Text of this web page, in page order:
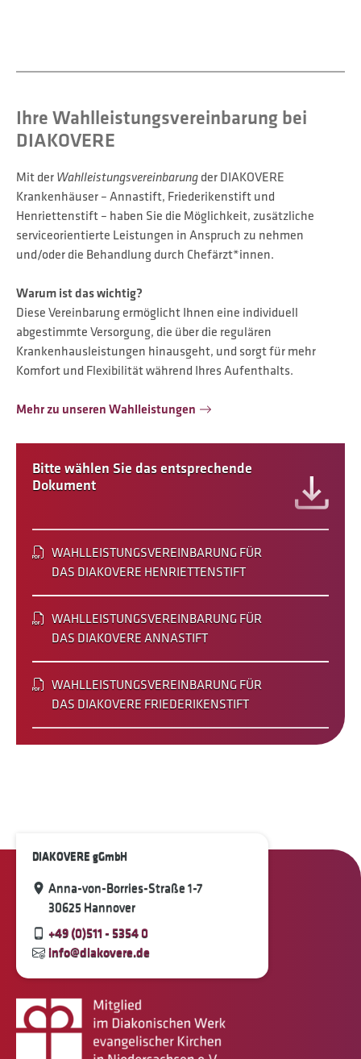
Ihre Wahlleistungsvereinbarung bei
DIAKOVERE
Mit derWahlleistungsvereinbarungder DIAKOVERE
Krankenhäuser – Annastift, Friederikenstift und
Henriettenstift – haben Sie die Möglichkeit, zusätzliche
serviceorientierte Leistungen in Anspruch zu nehmen
und/oder die Behandlung durch Chefärzt*innen.
Warum ist das wichtig?
Diese Vereinbarung ermöglicht Ihnen eine individuell
abgestimmte Versorgung, die über die regulären
Krankenhausleistungen hinausgeht, und sorgt für mehr
Komfort und Flexibilität während Ihres Aufenthalts.
Mehr zu unseren Wahlleistungen
Bitte wählen Sie das entsprechende
Dokument
WAHLLEISTUNGSVEREINBARUNG FÜR
DAS DIAKOVERE HENRIETTENSTIFT
WAHLLEISTUNGSVEREINBARUNG FÜR
DAS DIAKOVERE ANNASTIFT
WAHLLEISTUNGSVEREINBARUNG FÜR
DAS DIAKOVERE FRIEDERIKENSTIFT
DIAKOVERE gGmbH
Anna-von-Borries-Straße 1-7
30625 Hannover
+49 (0)511 - 5354 0
info@diakovere.de